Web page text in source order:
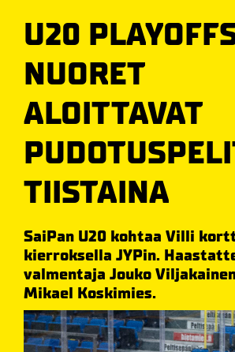
U20
NUORET
ALOITTAVAT
TIISTAINA
SaiPan U20 kohtaa Villi
kierroksella JYPin.
valmentaja Jouko
Mikael Koskimies.